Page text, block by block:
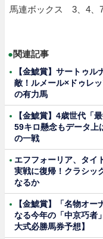
馬連ボックス 3、4、
●関連記事
【金鯱賞】サートゥ
敵！ルメール×ドゥレ
の有力馬
【金鯱賞】4歳世代「
59キロ懸念もデータ上
の一戦
エフフォーリア、タイ
実戦に復帰！クラシッ
なるか
【金鯱賞】「名物オ
なる今年の「中京巧者
大式必勝馬券予想】